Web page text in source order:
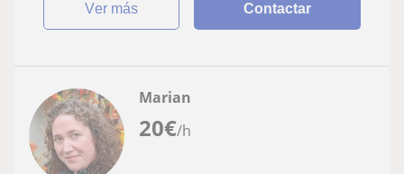
ver más Contactar
20€/h
Marian